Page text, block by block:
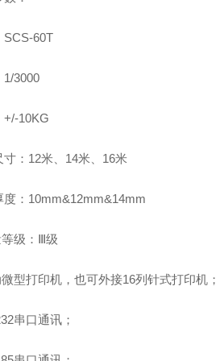
SCS-60T
1/3000
+/-10KG
寸：12米、14米、16米
度：10mm&12mm&14mm
级：Ⅲ级
型打印机，也可外接16列针式打印机；
串口通讯；